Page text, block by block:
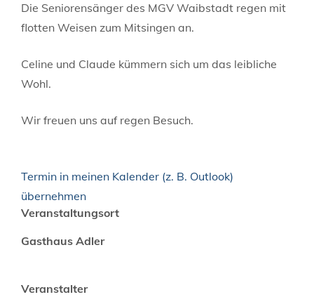
Die Seniorensänger des MGV Waibstadt regen mit
flotten Weisen zum Mitsingen an.
Celine und Claude kümmern sich um das leibliche
Wohl.
Wir freuen uns auf regen Besuch.
Termin in meinen Kalender (z. B. Outlook)
übernehmen
Veranstaltungsort
Gasthaus Adler
Veranstalter